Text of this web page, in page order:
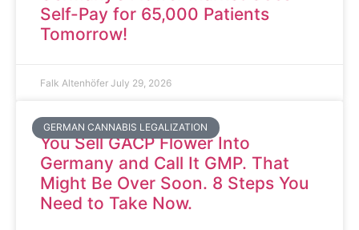
Self-Pay for 65,000 Patients
Tomorrow!
Falk Altenhöfer July 29, 2026
GERMAN CANNABIS LEGALIZATION
You Sell GACP Flower Into
Germany and Call It GMP. That
Might Be Over Soon. 8 Steps You
Need to Take Now.